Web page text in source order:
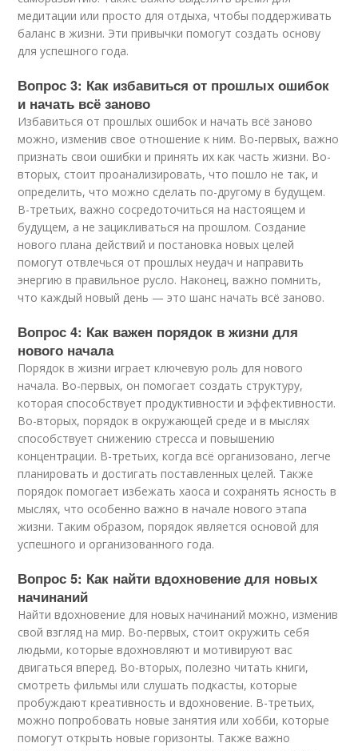
медитации или просто для отдыха, чтобы поддерживать
баланс в жизни. Эти привычки помогут создать основу
для успешного года.
Вопрос 3: Как избавиться от прошлых ошибок
и начать всё заново
Избавиться от прошлых ошибок и начать всё заново
можно, изменив свое отношение к ним. Во-первых, важно
признать свои ошибки и принять их как часть жизни. Во-
вторых, стоит проанализировать, что пошло не так, и
определить, что можно сделать по-другому в будущем.
В-третьих, важно сосредоточиться на настоящем и
будущем, а не зацикливаться на прошлом. Создание
нового плана действий и постановка новых целей
помогут отвлечься от прошлых неудач и направить
энергию в правильное русло. Наконец, важно помнить,
что каждый новый день — это шанс начать всё заново.
Вопрос 4: Как важен порядок в жизни для
нового начала
Порядок в жизни играет ключевую роль для нового
начала. Во-первых, он помогает создать структуру,
которая способствует продуктивности и эффективности.
Во-вторых, порядок в окружающей среде и в мыслях
способствует снижению стресса и повышению
концентрации. В-третьих, когда всё организовано, легче
планировать и достигать поставленных целей. Также
порядок помогает избежать хаоса и сохранять ясность в
мыслях, что особенно важно в начале нового этапа
жизни. Таким образом, порядок является основой для
успешного и организованного года.
Вопрос 5: Как найти вдохновение для новых
начинаний
Найти вдохновение для новых начинаний можно, изменив
свой взгляд на мир. Во-первых, стоит окружить себя
людьми, которые вдохновляют и мотивируют вас
двигаться вперед. Во-вторых, полезно читать книги,
смотреть фильмы или слушать подкасты, которые
пробуждают креативность и вдохновение. В-третьих,
можно попробовать новые занятия или хобби, которые
помогут открыть новые горизонты. Также важно